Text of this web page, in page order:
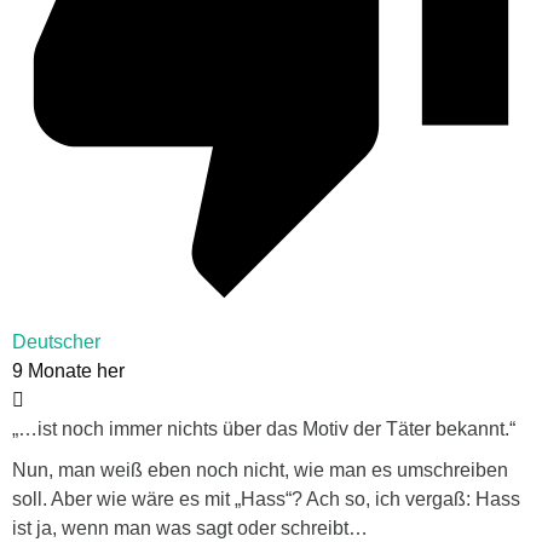
Deutscher
9 Monate her
„…ist noch immer nichts über das Motiv der Täter bekannt.“
Nun, man weiß eben noch nicht, wie man es umschreiben
soll. Aber wie wäre es mit „Hass“? Ach so, ich vergaß: Hass
ist ja, wenn man was sagt oder schreibt…